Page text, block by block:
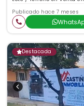
Publicado hace 7 meses
Destacada